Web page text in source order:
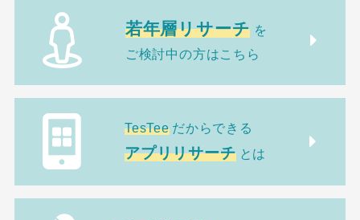
若年層リサーチ を
ご検討中の方はこちら
TesTee だからできる
アプリリサーチ とは